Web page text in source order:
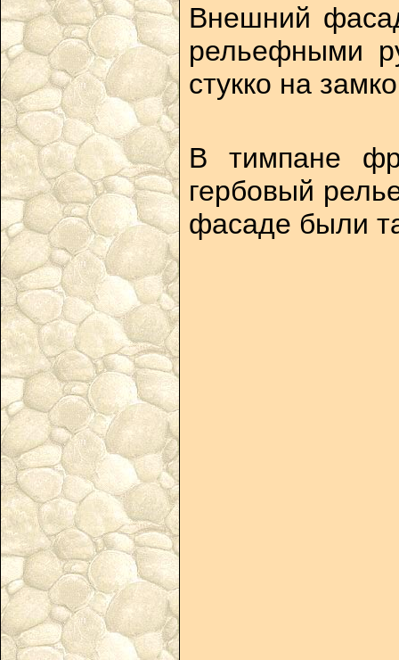
Внешний
рельефными
стукко на
В тимпане
гербовый
фасаде были